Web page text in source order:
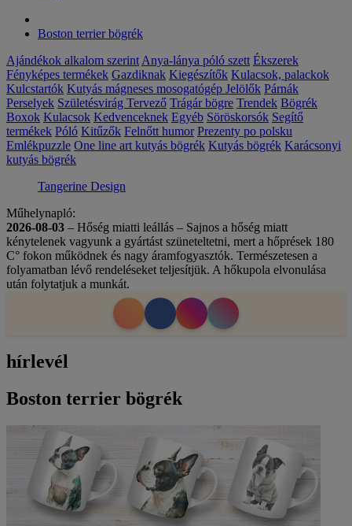
Boston terrier bögrék
Ajándékok alkalom szerint Anya-lánya póló szett Ékszerek
Fényképes termékek Gazdiknak Kiegészítők Kulacsok, palackok
Kulcstartók Kutyás mágneses mosogatógép Jelölők Párnák
Perselyek Születésvirág Tervező Trágár bögre Trendek Bögrék
Boxok Kulacsok Kedvenceknek Egyéb Söröskorsók Segítő
termékek Póló Kitűzők Felnőtt humor Prezenty po polsku
Emlékpuzzle One line art kutyás bögrék Kutyás bögrék Karácsonyi
kutyás bögrék
Tangerine Design
Műhelynapló:
2026-08-03 – Hőség miatti leállás – Sajnos a hőség miatt
kénytelenek vagyunk a gyártást szüneteltetni, mert a hőprések 180
C° fokon működnek és nagy áramfogyasztók. Természetesen a
folyamatban lévő rendeléseket teljesítjük. A hőkupola elvonulása
után folytatjuk a munkát.
hírlevél
Boston terrier bögrék